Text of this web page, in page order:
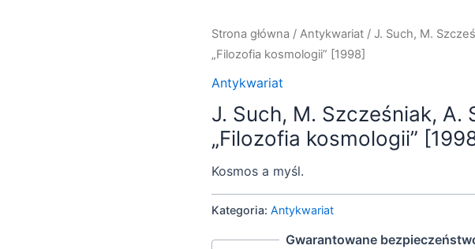
Strona główna /Antykwariat / J. Such, M.
„Filozofia kosmologii” [1998]
Antykwariat
J. Such, M. Szcześniak, A.
„Filozofia kosmologii”
Kosmos a myśl.
Kategoria:Antykwariat
Gwarantowane